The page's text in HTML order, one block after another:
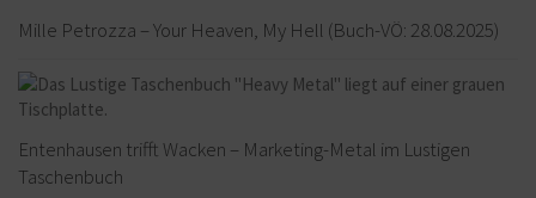
Mille Petrozza – Your Heaven, My Hell (Buch-VÖ: 28.08.2025)
Entenhausen trifft Wacken – Marketing-Metal im Lustigen
Taschenbuch